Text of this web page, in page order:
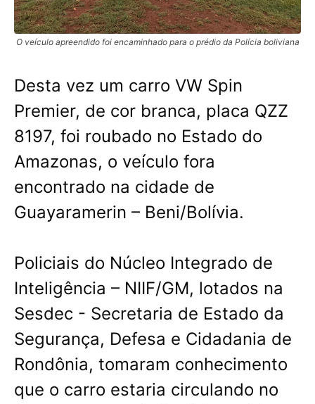
O veículo apreendido foi encaminhado para o prédio da Polícia boliviana
Desta vez um carro VW Spin
Premier, de cor branca, placa QZZ
8197, foi roubado no Estado do
Amazonas, o veículo fora
encontrado na cidade de
Guayaramerin – Beni/Bolívia.
Policiais do Núcleo Integrado de
Inteligência – NIIF/GM, lotados na
Sesdec - Secretaria de Estado da
Segurança, Defesa e Cidadania de
Rondônia, tomaram conhecimento
que o carro estaria circulando no